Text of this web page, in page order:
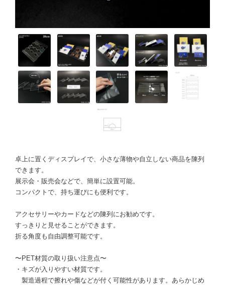
卓上に置くディスプレイで、小さな薄物や自立しない商品を陳列
できます。
展示会・販売会などで、簡単に設置可能。
コンパクトで、持ち運びにも便利です。
アクセサリーやカードなどの陳列にお勧めです。
すっきりと見せることができます。
折る角度も自由調整可能です。
〜PET材質の取り扱い注意点〜
・キズが入りやすい材質です。
製造過程で擦れや傷などが付く可能性があります。あらかじめ